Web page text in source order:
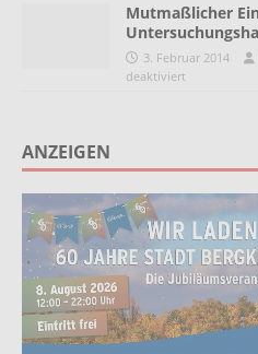
Mutmaßlicher
3. Februar 2014
deaktiviert
ANZEIGEN